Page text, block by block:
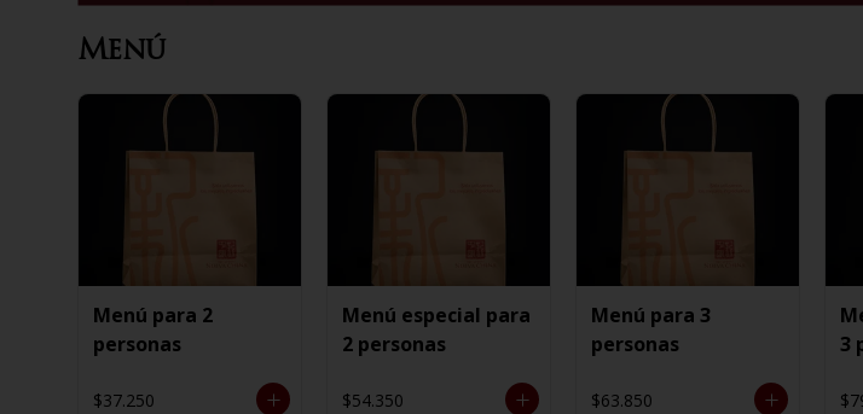
Menú
Menú para 2
personas
$37.250
Menú especial para
2 personas
$54.350
Menú para 3
personas
$63.850
3